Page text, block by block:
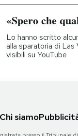
«Spero che
Lo hanno scritto
alla sparatoria di
visibili su YouTube
Chi siamo